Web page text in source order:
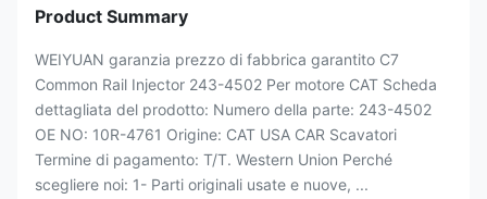
Product Summary
WEIYUAN garanzia prezzo di fabbrica garantito C7
Common Rail Injector 243-4502 Per motore CAT Scheda
dettagliata del prodotto: Numero della parte: 243-4502
OE NO: 10R-4761 Origine: CAT USA CAR Scavatori
Termine di pagamento: T/T. Western Union Perché
scegliere noi: 1- Parti originali usate e nuove, ...